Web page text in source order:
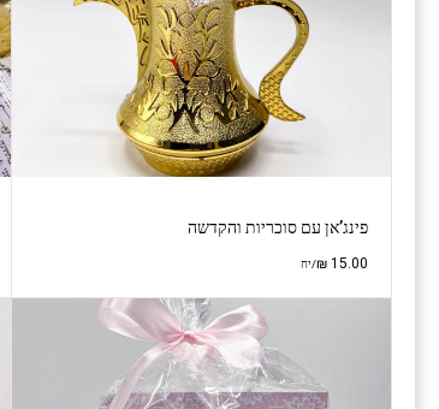
פינג’אן עם סוכריות והקדשה
₪ 15.00 /יח